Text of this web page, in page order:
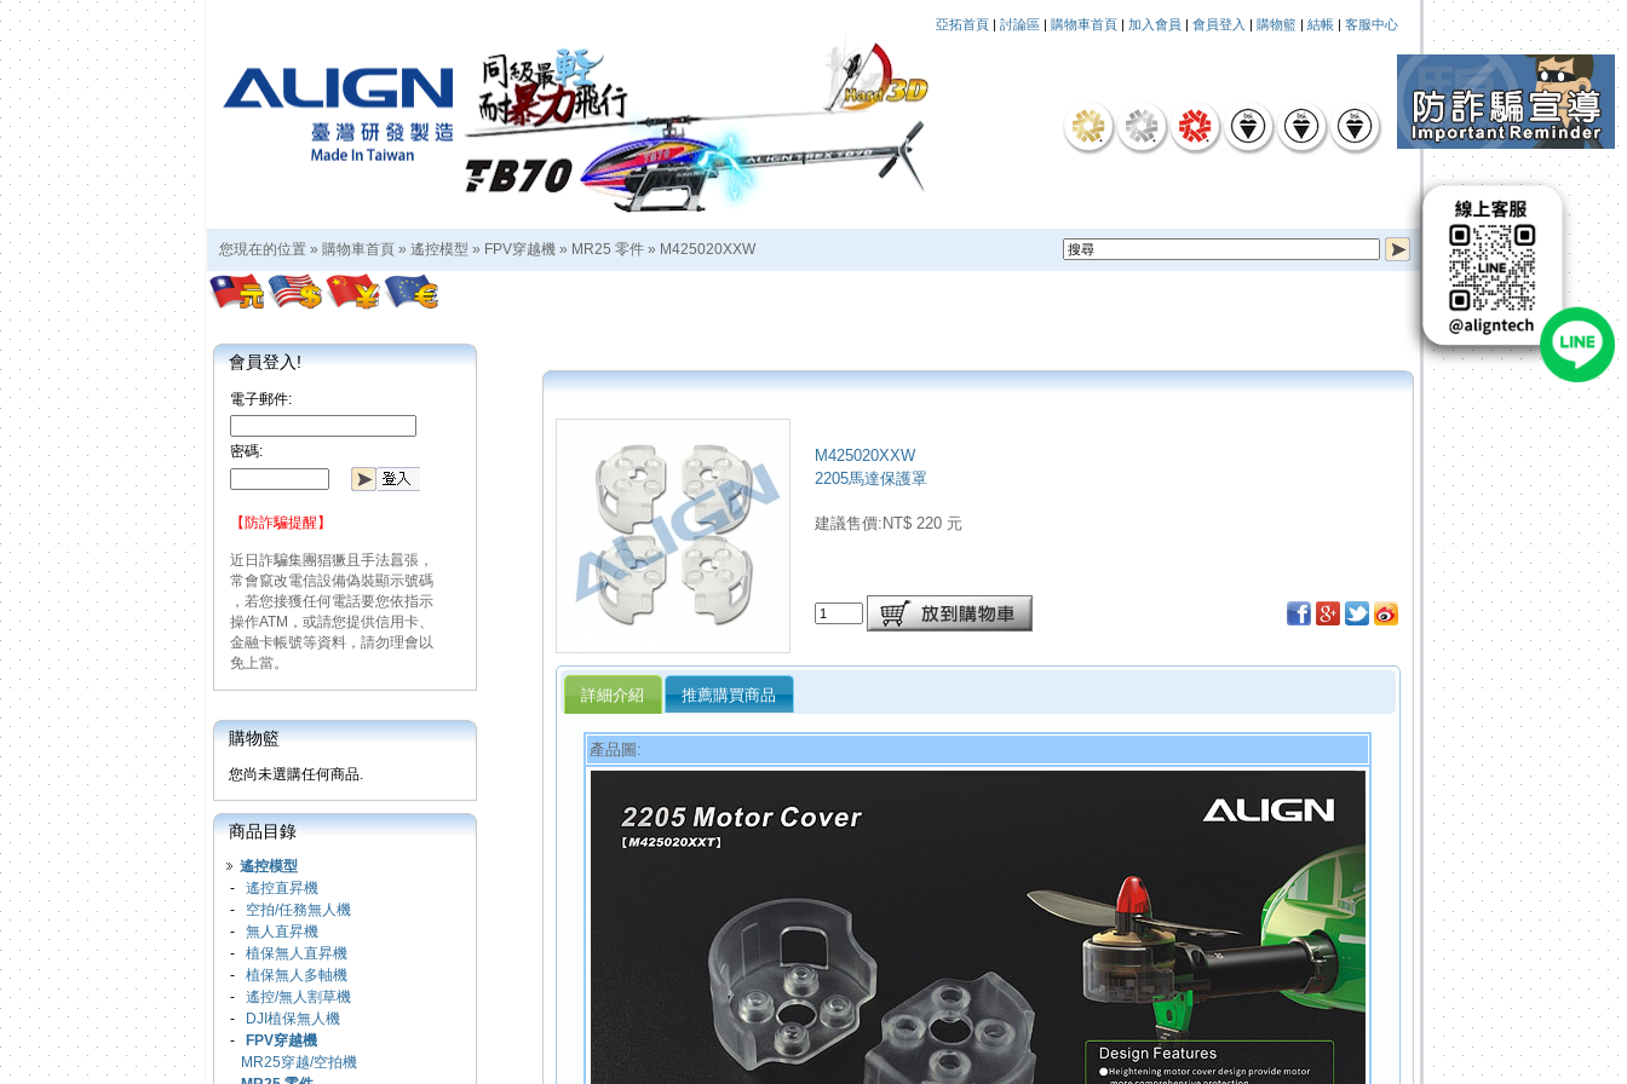
亞拓首頁 | 討論區 | 購物車首頁 | 加入會員 | 會員登入 | 購物籃 | 結帳 | 客服中心
您現在的位置 » 購物車首頁 » 遙控模型 » FPV穿越機 » MR25 零件 » M425020XXW
會員登入!
電子郵件:
密碼:
【防詐騙提醒】
近日詐騙集團猖獗且手法囂張，
常會竄改電信設備偽裝顯示號碼
，若您接獲任何電話要您依指示
操作ATM，或請您提供信用卡、
金融卡帳號等資料，請勿理會以
免上當。
購物籃
您尚未選購任何商品.
商品目錄
遙控模型
- 遙控直昇機
- 空拍/任務無人機
- 無人直昇機
- 植保無人直昇機
- 植保無人多軸機
- 遙控/無人割草機
-
DJI植保無人機
-
FPV穿越機
MR25穿越/空拍機
M425020XXW
2205馬達保護罩
建議售價:NT$ 220 元
詳細介紹 推薦購買商品
產品圖: